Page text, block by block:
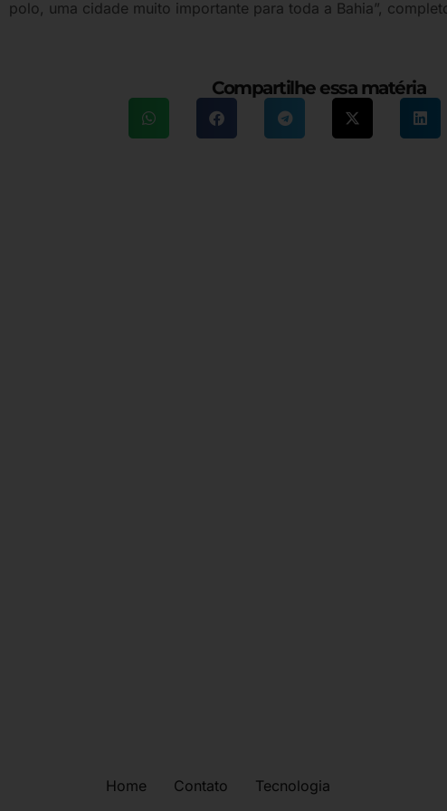
polo, uma cidade muito importante para toda a Bahia”,
Compartilhe essa matéria
Home Contato Tecnologia